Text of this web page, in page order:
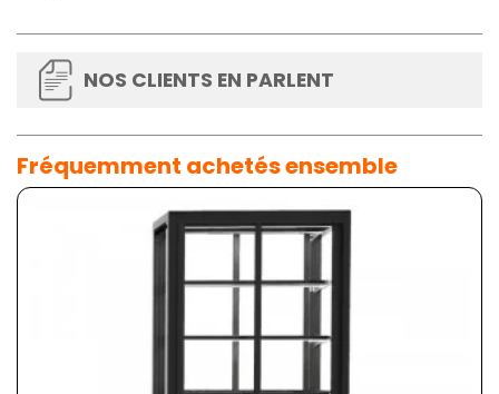
NOS CLIENTS EN PARLENT
Fréquemment achetés ensemble